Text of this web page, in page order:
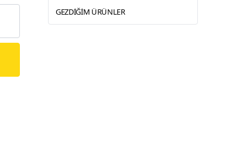
GEZDIĞIM ÜRÜNLER